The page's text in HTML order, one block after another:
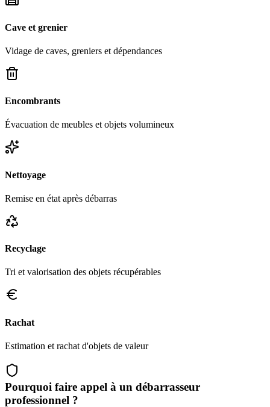
Cave et grenier
Vidage de caves, greniers et dépendances
Encombrants
Évacuation de meubles et objets volumineux
Nettoyage
Remise en état après débarras
Recyclage
Tri et valorisation des objets récupérables
Rachat
Estimation et rachat d'objets de valeur
Pourquoi faire appel à un débarrasseur
professionnel ?